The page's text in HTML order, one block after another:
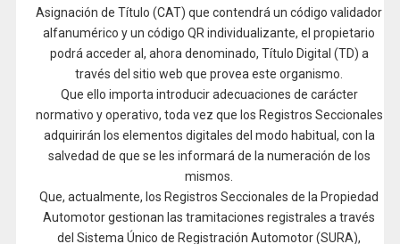
Asignación de Título (CAT) que contendrá un código validador
alfanumérico y un código QR individualizante, el propietario
podrá acceder al, ahora denominado, Título Digital (TD) a
través del sitio web que provea este organismo.
Que ello importa introducir adecuaciones de carácter
normativo y operativo, toda vez que los Registros Seccionales
adquirirán los elementos digitales del modo habitual, con la
salvedad de que se les informará de la numeración de los
mismos.
Que, actualmente, los Registros Seccionales de la Propiedad
Automotor gestionan las tramitaciones registrales a través
del Sistema Único de Registración Automotor (SURA),